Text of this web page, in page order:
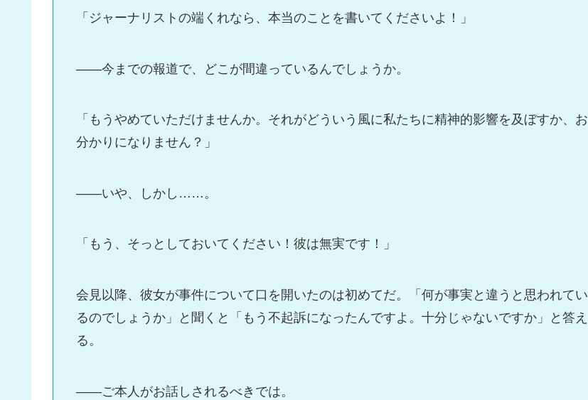
「ジャーナリストの端くれなら、本当のことを書いてくださいよ！」
――今までの報道で、どこが間違っているんでしょうか。
「もうやめていただけませんか。それがどういう風に私たちに精神的影響を及ぼすか、お
分かりになりません？」
――いや、しかし……。
「もう、そっとしておいてください！彼は無実です！」
会見以降、彼女が事件について口を開いたのは初めてだ。「何が事実と違うと思われてい
るのでしょうか」と聞くと「もう不起訴になったんですよ。十分じゃないですか」と答え
る。
――ご本人がお話しされるべきでは。